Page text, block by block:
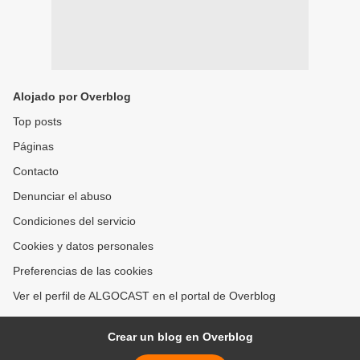
Alojado por Overblog
Top posts
Páginas
Contacto
Denunciar el abuso
Condiciones del servicio
Cookies y datos personales
Preferencias de las cookies
Ver el perfil de ALGOCAST en el portal de Overblog
Crear un blog en Overblog